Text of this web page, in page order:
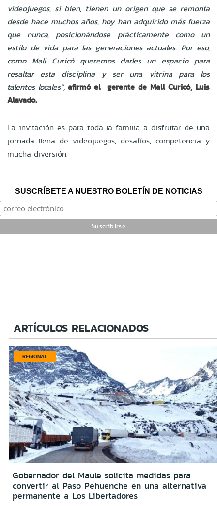
videojuegos, si bien, tienen un origen que se remonta
desde hace muchos años, hoy han adquirido más fuerza
que nunca, posicionándose prácticamente como un
estilo de vida para las generaciones actuales. Por eso,
como Mall Curicó queremos darles un espacio para
resaltar esta disciplina y ser una vitrina para los
talentos locales”, afirmó el gerente de Mall Curicó, Luis
Alavado.
La invitación es para toda la familia a disfrutar de una
jornada llena de videojuegos, desafíos, competencia y
mucha diversión.
SUSCRÍBETE A NUESTRO BOLETÍN DE NOTICIAS
ARTÍCULOS RELACIONADOS
REGIONAL
Gobernador del Maule solicita medidas para
convertir al Paso Pehuenche en una alternativa
permanente a Los Libertadores